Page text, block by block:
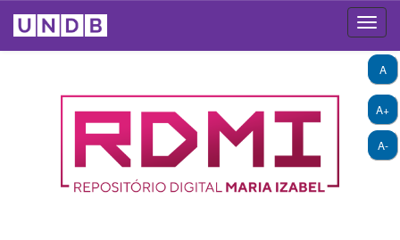
A+
A-
A